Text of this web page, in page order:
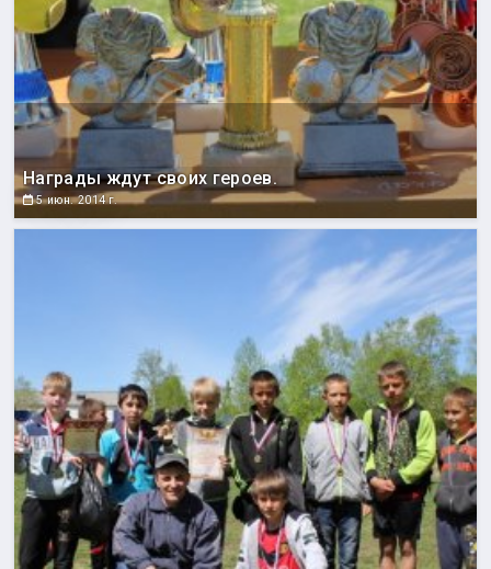
Награды ждут своих героев.
5 июн. 2014 г.